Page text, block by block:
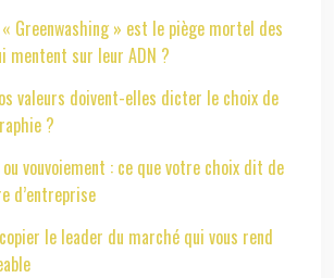
Greenwashing » est le piège mortel des
mentent sur leur ADN ?
valeurs doivent-elles dicter le choix de
?
vouvoiement : ce que votre choix dit de
d’entreprise
le leader du marché qui vous rend